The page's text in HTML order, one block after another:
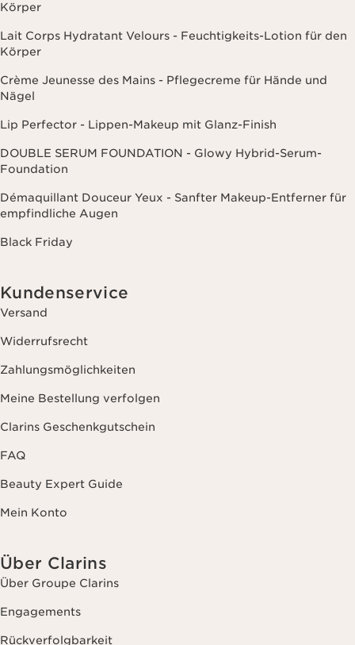
Körper
Lait Corps Hydratant Velours - Feuchtigkeits-Lotion für den
Körper
Crème Jeunesse des Mains - Pflegecreme für Hände und
Nägel
Lip Perfector - Lippen-Makeup mit Glanz-Finish
DOUBLE SERUM FOUNDATION - Glowy Hybrid-Serum-
Foundation
Démaquillant Douceur Yeux - Sanfter Makeup-Entferner für
empfindliche Augen
Black Friday
Kundenservice
Versand
Widerrufsrecht
Zahlungsmöglichkeiten
Meine Bestellung verfolgen
Clarins Geschenkgutschein
FAQ
Beauty Expert Guide
Mein Konto
Über Clarins
Über Groupe Clarins
Engagements
Rückverfolgbarkeit